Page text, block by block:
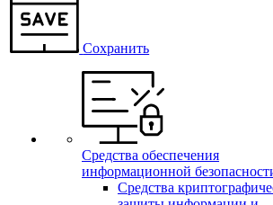
Сохранить
Средства обеспечения
информационной
Средства